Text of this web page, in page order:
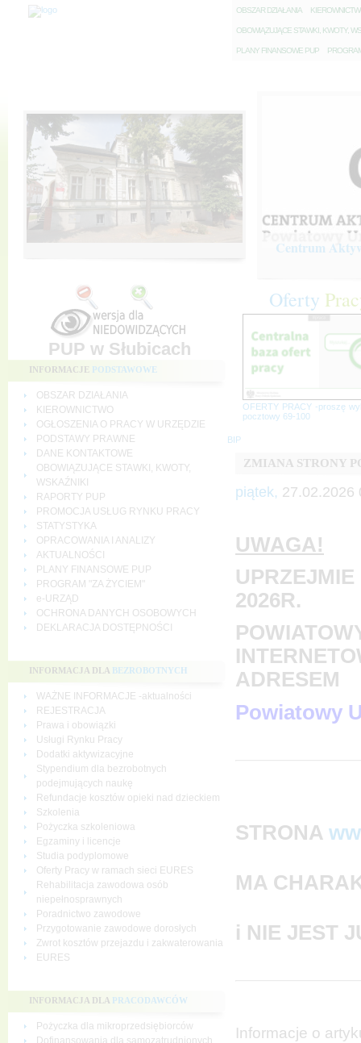
OBSZAR DZIAŁANIA K
OBOWIĄZUJĄCE STAWKI, KWOTY,
PLANY FINANSOWE PUP P
Centrum
PUP w Słubicach
INFORMACJE PODSTAWOWE
OBSZAR DZIAŁANIA
KIEROWNICTWO
OGŁOSZENIA O PRACY W URZĘDZIE
PODSTAWY PRAWNE
DANE KONTAKTOWE
OBOWIĄZUJĄCE STAWKI, KWOTY,
WSKAŹNIKI
RAPORTY PUP
PROMOCJA USŁUG RYNKU PRACY
STATYSTYKA
OPRACOWANIA I ANALIZY
AKTUALNOŚCI
PLANY FINANSOWE PUP
PROGRAM "ZA ŻYCIEM"
e-URZĄD
OCHRONA DANYCH OSOBOWYCH
DEKLARACJA DOSTĘPNOŚCI
INFORMACJA DLA BEZROBOTNYCH
WAŻNE INFORMACJE -aktualności
REJESTRACJA
Prawa i obowiązki
Usługi Rynku Pracy
Dodatki aktywizacyjne
Stypendium dla bezrobotnych
podejmujących naukę
Refundacje kosztów opieki nad dzieckiem
Szkolenia
Pożyczka szkoleniowa
Egzaminy i licencje
Studia podyplomowe
Oferty Pracy w ramach sieci EURES
Rehabilitacja zawodowa osób
niepełnosprawnych
Poradnictwo zawodowe
Przygotowanie zawodowe dorosłych
Zwrot kosztów przejazdu i zakwaterowania
EURES
INFORMACJA DLA PRACODAWCÓW
Pożyczka dla mikroprzedsiębiorców
Dofinansowania dla samozatrudnionych
Oferty
OFERTY PRACY -proszę
pocztowy 69-100
BIP
ZMIANA STRONY
piątek, 27.02.2026
UWAGA!
2026R.
ADRESEM
Powiatowy
STRONA
MA
i NIE JEST
Informacje o